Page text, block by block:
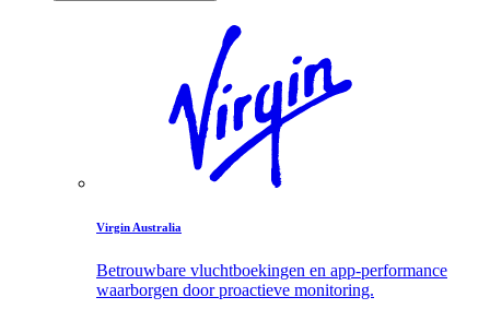
Virgin Australia
Betrouwbare vluchtboekingen en app-performance
waarborgen door proactieve monitoring.